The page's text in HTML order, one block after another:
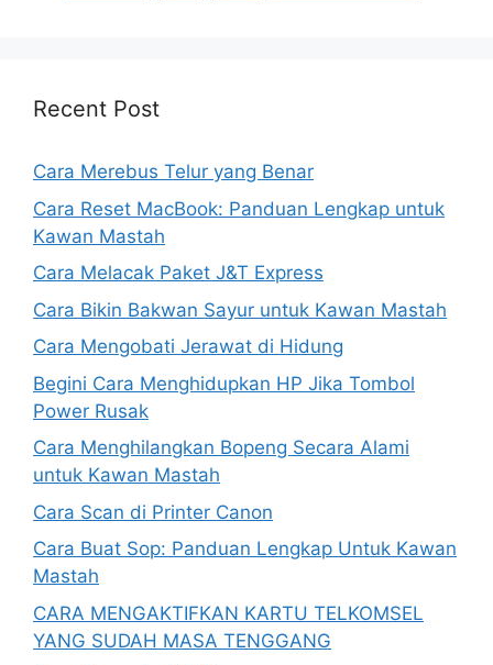
Recent Post
Cara Merebus Telur yang Benar
Cara Reset MacBook: Panduan Lengkap untuk
Kawan Mastah
Cara Melacak Paket J&T Express
Cara Bikin Bakwan Sayur untuk Kawan Mastah
Cara Mengobati Jerawat di Hidung
Begini Cara Menghidupkan HP Jika Tombol
Power Rusak
Cara Menghilangkan Bopeng Secara Alami
untuk Kawan Mastah
Cara Scan di Printer Canon
Cara Buat Sop: Panduan Lengkap Untuk Kawan
Mastah
CARA MENGAKTIFKAN KARTU TELKOMSEL
YANG SUDAH MASA TENGGANG